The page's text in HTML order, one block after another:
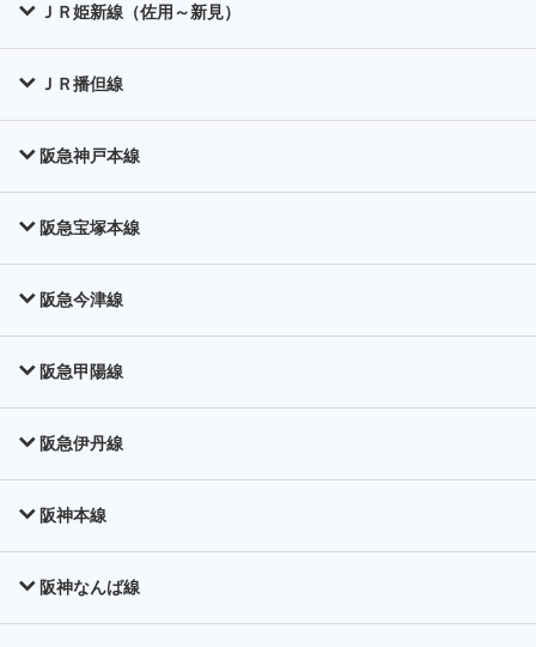
ＪＲ姫新線（佐用～新見）
ＪＲ播但線
阪急神戸本線
阪急宝塚本線
阪急今津線
阪急甲陽線
阪急伊丹線
阪神本線
阪神なんば線